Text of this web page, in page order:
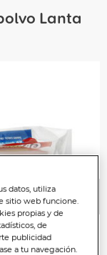
Lanta
datos, utiliza
sitio web funcione.
propias y de
de
publicidad
a tu navegación.